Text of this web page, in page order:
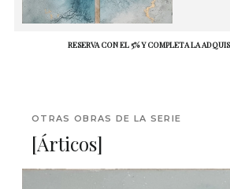
RESERVA CON EL 5% Y COMPLETA LA
OTRAS OBRAS DE LA SERIE
[Árticos]